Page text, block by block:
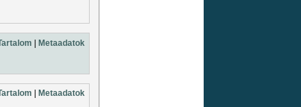
| Metaadatok
Metaadatok